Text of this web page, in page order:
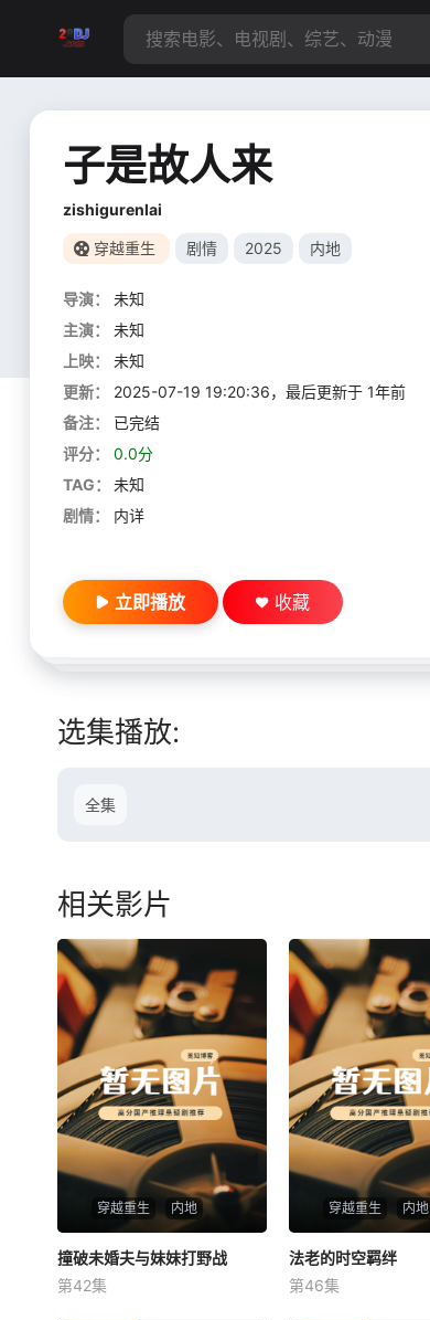
子是故人来
zishigurenlai
穿越重生 剧情 2025 内地
导演：
未知
主演：
未知
上映：
未知
更新：
2025-07-19 19:20:36，最后更新于 1年前
备注：
已完结
评分：
0.0分
TAG：
未知
剧情：
内详
立即播放 收藏
选集播放:
全集
相关影片
穿越重生 内地
未知
撞破未婚夫与妹妹打野战
第42集
穿越重生 内地
法老的时空羁绊
未知
法老的时空羁绊
第46集